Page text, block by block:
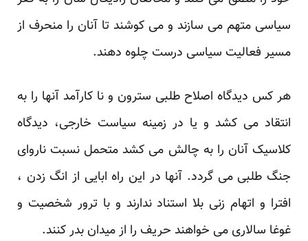
سیاسی متهم می سازند و می کوشند تا آنان را منحرف از
مسیر فعالیت سیاسی درست چلوه دهند.
هر کس دیدگاه اصلاح طلبی سترون و نا کارآمد آنها را به
انتقاد می کشد و یا در زمینه سیاست خارجی، دیدگاه
کلاسیک آنان را به چالش می کشد متحمل نسبت ناروای
جنگ طلبی می گردد. آنها در این راه ابایی از انگ زدن ،
افترا و اتهام زنی بلا استناد ندارند و با ترور شخصیت و
غوغا سالاری می خواهند حریف را از میدان بدر کنند.